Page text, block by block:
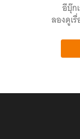
อีบุ๊ก
ลองดูเ